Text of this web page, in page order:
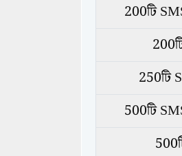
200টি
250টি
500টি